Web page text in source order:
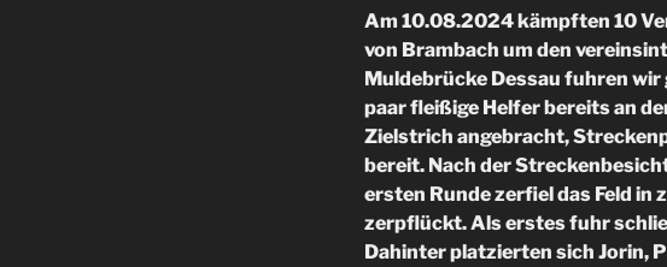
Am 10.08.2024 kämpften 10
von Brambach um den
Muldebrücke Dessau fuhren wir
paar fleißige Helfer bereits an
Zielstrich angebracht,
bereit. Nach der
ersten Runde zerfiel das Feld in
zerpflückt. Als erstes fuhr
Dahinter platzierten sich Jorin,